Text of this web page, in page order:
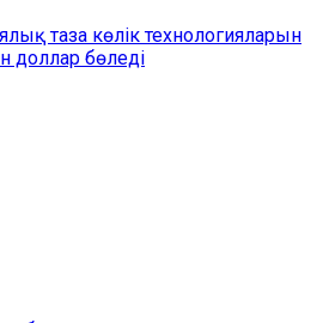
таза көлік технологияларын
доллар бөледі